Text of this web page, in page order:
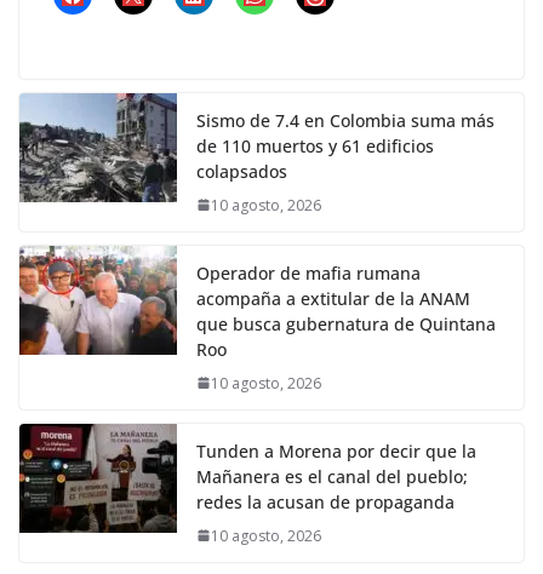
Sismo de 7.4 en Colombia suma más
de 110 muertos y 61 edificios
colapsados
10 agosto, 2026
Operador de mafia rumana
acompaña a extitular de la ANAM
que busca gubernatura de Quintana
Roo
10 agosto, 2026
Tunden a Morena por decir que la
Mañanera es el canal del pueblo;
redes la acusan de propaganda
10 agosto, 2026